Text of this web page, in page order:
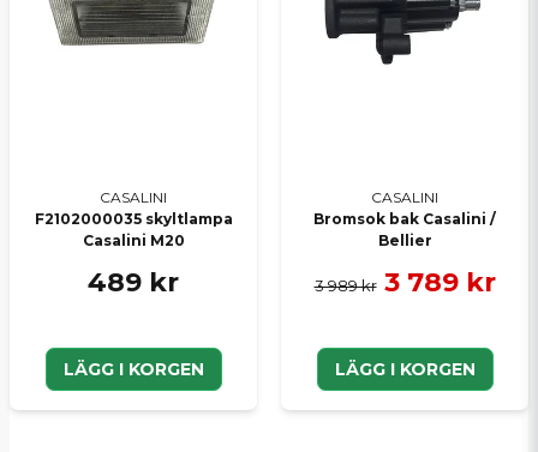
CASALINI
F2102000035 skyltlampa
Casalini M20
489 kr
LÄGG I KORGEN
CASALINI
Bromsok bak Casalini /
Bellier
3 989 kr 3 789 kr
LÄGG I KORGEN